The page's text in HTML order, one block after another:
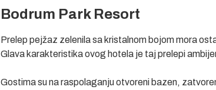
Bodrum Park Resort
Prelep pejžaz zelenila sa kristalnom bojom mora
Glava karakteristika ovog hotela je
Gostima su na raspolaganju otvoreni bazen,